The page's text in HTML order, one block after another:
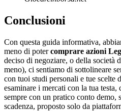
Conclusioni
Con questa guida informativa,
meno di potercomprare azioni
deciso di negoziare, o della società
meno), ci sentiamo di sottolineare
con tuoi studi personali e tue scelte
esaminare i mercati con la tua
sempre con un pratico conto demo,
scadenza, proposto solo da